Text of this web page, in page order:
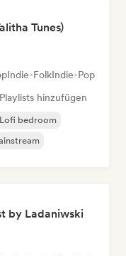
Tunes)
Indie-FolkIndie-Pop
hinzufügen
Lofi bedroom
by Ladaniwski